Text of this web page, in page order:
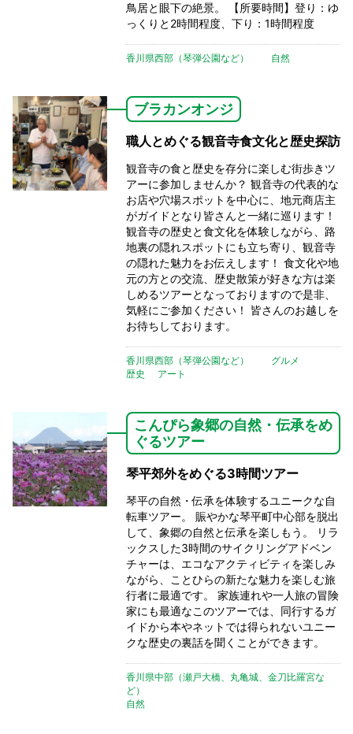
鳥居と眼下の絶景。 【所要時間】登り：ゆ
っくりと2時間程度、下り：1時間程度
香川県西部（琴弾公園など） 自然
ブラカンオンジ
職人とめぐる観音寺食文化と歴史探訪
観音寺の食と歴史を存分に楽しむ街歩きツ
アーに参加しませんか？ 観音寺の代表的な
お店や穴場スポットを中心に、地元商店主
がガイドとなり皆さんと一緒に巡ります！
観音寺の歴史と食文化を体験しながら、路
地裏の隠れスポットにも立ち寄り、観音寺
の隠れた魅力をお伝えします！ 食文化や地
元の方との交流、歴史散策が好きな方は楽
しめるツアーとなっておりますので是非、
気軽にご参加ください！ 皆さんのお越しを
お待ちしております。
香川県西部（琴弾公園など）
グルメ
歴史
アート
こんぴら象郷の自然・伝承をめ
ぐるツアー
琴平郊外をめぐる3時間ツアー
琴平の自然・伝承を体験するユニークな自
転車ツアー。 賑やかな琴平町中心部を脱出
して、象郷の自然と伝承を楽しもう。 リラ
ックスした3時間のサイクリングアドベン
チャーは、エコなアクティビティを楽しみ
ながら、ことひらの新たな魅力を楽しむ旅
行者に最適です。 家族連れや一人旅の冒険
家にも最適なこのツアーでは、同行するガ
イドから本やネットでは得られないユニー
クな歴史の裏話を聞くことができます。
香川県中部（瀬戸大橋、丸亀城、金刀比羅宮な
ど）
自然